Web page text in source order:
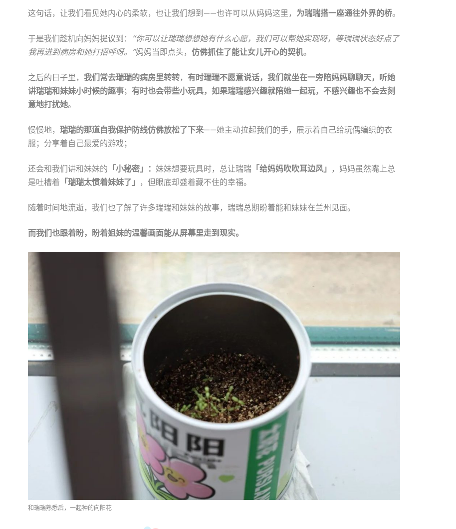
这句话，让我们看见她内心的柔软，也让我们想到——也许可以从妈妈这里， 为瑞瑞搭一座通往外界的桥。
于是我们趁机向妈妈提议到：
“你可以让瑞瑞想想她有什么心愿，我们可以帮她实现呀，等瑞瑞状态好点了
我再进到病房和她打招呼呀。”妈妈当即点头， 仿佛抓住了能让女儿开心的契机。
之后的日子里， 我们常去瑞瑞的病房里转转， 有时瑞瑞不愿意说话，我们就坐在一旁陪妈妈聊聊天，听她
讲瑞瑞和妹妹小时候的趣事； 有时也会带些小玩具，如果瑞瑞感兴趣就陪她一起玩，不感兴趣也不会去刻
意地打扰她。
慢慢地， 瑞瑞的那道自我保护防线仿佛放松了下来——她主动拉起我们的手，展示着自己给玩偶编织的衣
服；分享着自己最爱的游戏；
还会和我们讲和妹妹的 「小秘密」： 妹妹想要玩具时，总让瑞瑞「给妈妈吹吹耳边风」 ，妈妈虽然嘴上总
是吐槽着 「瑞瑞太惯着妹妹了」 ，但眼底却盛着藏不住的幸福。
随着时间地流逝，我们也了解了许多瑞瑞和妹妹的故事，瑞瑞总期盼着能和妹妹在兰州见面。
而我们也跟着盼，盼着姐妹的温馨画面能从屏幕里走到现实。
和瑞瑞熟悉后，一起种的向阳花